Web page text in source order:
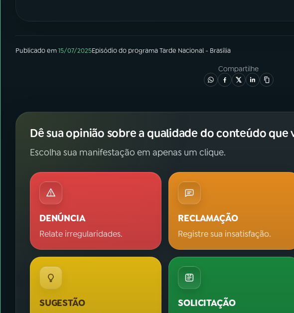
Publicado em15/07/2025Episódiodo programaTarde Nacional - Brasília
Compartilhe
Dê sua opinião sobre a qualidade do conteúdo que
Escolha sua manifestação em apenas um clique.
DENÚNCIA
Relate irregularidades.
RECLAMAÇÃO
Registre sua insatisfação.
SUGESTÃO SOLICITAÇÃO